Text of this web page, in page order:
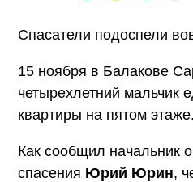
Спасатели подоспели
15 ноября в Балакове
четырехлетний мальчик
квартиры на пятом этаже.
Как сообщил начальник
спасения Юрий Юрин,